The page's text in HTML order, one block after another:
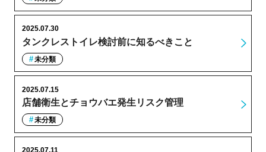
タンクレストイレ検討前に知るべきこと
2025.07.30
未分類
店舗衛生とチョウバエ発生リスク管理
2025.07.15
未分類
2025.07.11